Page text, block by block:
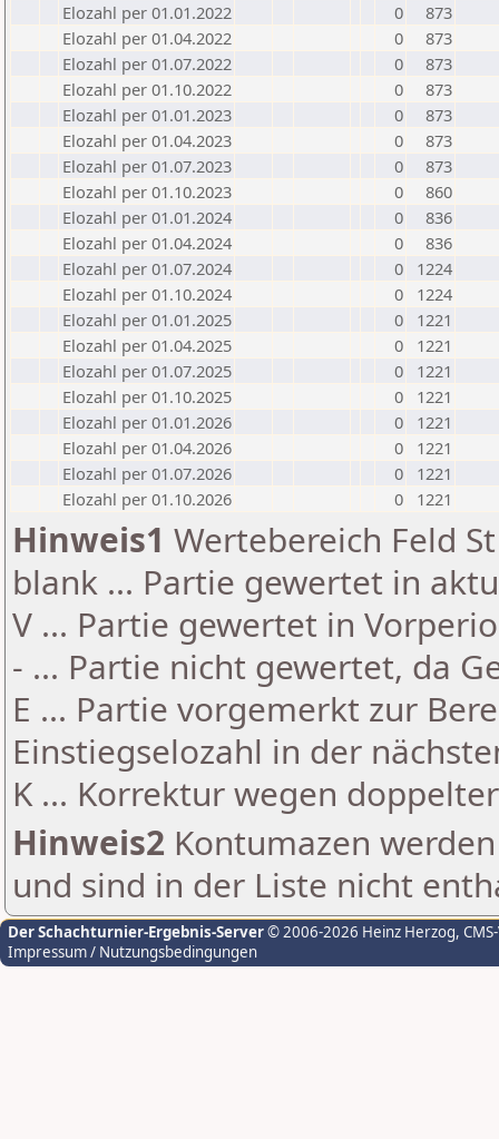
Elozahl per 01.01.2022
0
873
Elozahl per 01.04.2022
0
873
Elozahl per 01.07.2022
0
873
Elozahl per 01.10.2022
0
873
Elozahl per 01.01.2023
0
873
Elozahl per 01.04.2023
0
873
Elozahl per 01.07.2023
0
873
Elozahl per 01.10.2023
0
860
Elozahl per 01.01.2024
0
836
Elozahl per 01.04.2024
0
836
Elozahl per 01.07.2024
0
1224
Elozahl per 01.10.2024
0
1224
Elozahl per 01.01.2025
0
1221
Elozahl per 01.04.2025
0
1221
Elozahl per 01.07.2025
0
1221
Elozahl per 01.10.2025
0
1221
Elozahl per 01.01.2026
0
1221
Elozahl per 01.04.2026
0
1221
Elozahl per 01.07.2026
0
1221
Elozahl per 01.10.2026
0 1221
Hinweis1 Wertebereich Feld
blank ... Partie gewertet in
V ... Partie gewertet in
- ... Partie nicht gewertet, da
E ... Partie vorgemerkt zur
Einstiegselozahl in der
K ... Korrektur wegen
Hinweis2 Kontumazen
und sind in der Liste nicht
Der Schachturnier-Ergebnis-Server© 2006-2026 Heinz Herzog,
Impressum / Nutzungsbedingungen